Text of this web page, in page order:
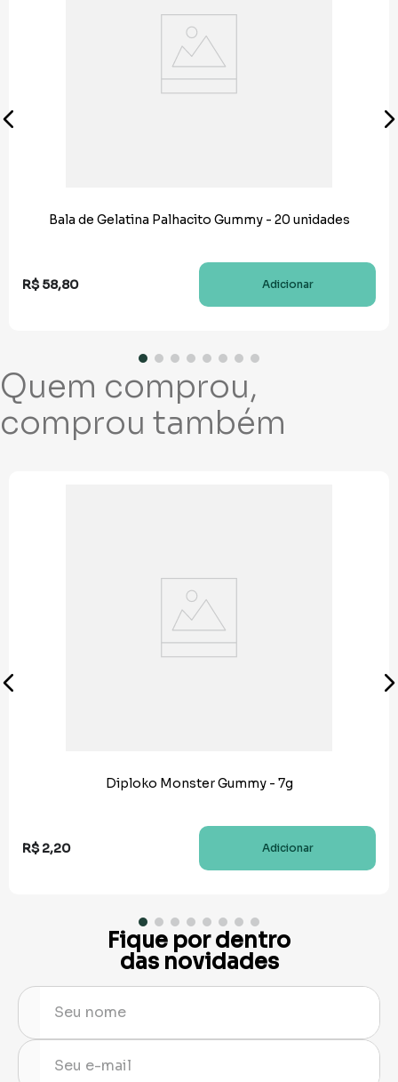
Bala de Gelatina Palhacito Gummy - 20 unidades
R$ 58,80 Adicionar
Quem comprou,
comprou também
Diploko Monster Gummy - 7g
R$ 2,20 Adicionar
Fique por dentro
das novidades